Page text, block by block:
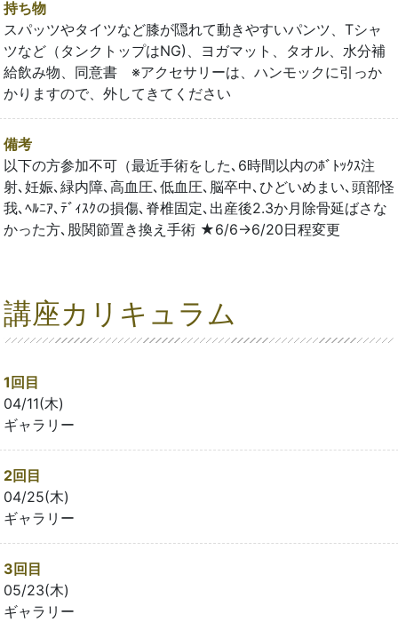
持ち物
スパッツやタイツなど膝が隠れて動きやすいパンツ、Tシャ
ツなど（タンクトップはNG)、ヨガマット、タオル、水分補
給飲み物、同意書 ※アクセサリーは、ハンモックに引っか
かりますので、外してきてください
備考
以下の方参加不可（最近手術をした､6時間以内のﾎﾞﾄｯｸｽ注
射､妊娠､緑内障､高血圧､低血圧､脳卒中､ひどいめまい､頭部怪
我､ﾍﾙﾆｱ､ﾃﾞｨｽｸの損傷､脊椎固定､出産後2.3か月除骨延ばさな
かった方､股関節置き換え手術 ★6/6→6/20日程変更
講座カリキュラム
1回目
04/11(木)
ギャラリー
2回目
04/25(木)
ギャラリー
3回目
05/23(木)
ギャラリー